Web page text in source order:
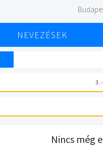
NEVEZÉSEK
3.
Nincs még